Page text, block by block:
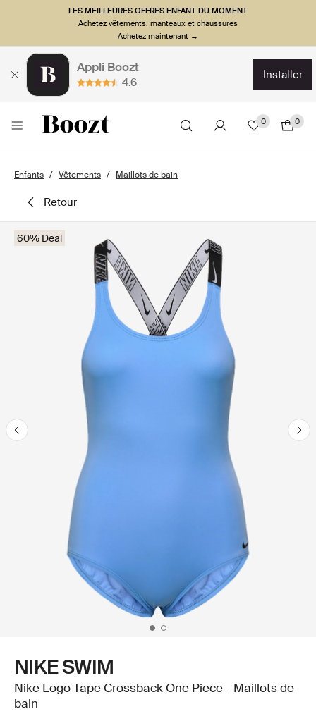
LES MEILLEURES OFFRES ENFANT DU MOMENT
Achetez vêtements, manteaux et chaussures
Achetez maintenant →
Appli Boozt
4.6
installer
0 0
Enfants Vêtements Maillots de bain
retour
60% Deal
NIKE SWIM
Nike Logo Tape Crossback One Piece - Maillots de
bain